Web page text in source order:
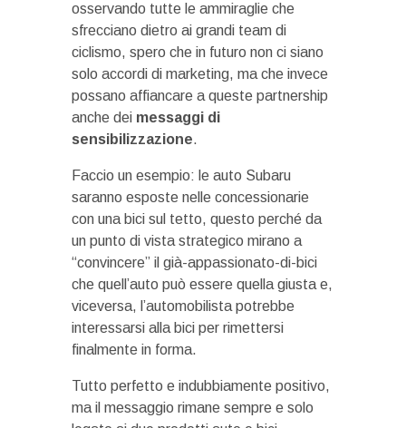
osservando tutte le ammiraglie che
sfrecciano dietro ai grandi team di
ciclismo, spero che in futuro non ci siano
solo accordi di marketing, ma che invece
possano affiancare a queste partnership
anche dei messaggi di
sensibilizzazione.
Faccio un esempio: le auto Subaru
saranno esposte nelle concessionarie
con una bici sul tetto, questo perché da
un punto di vista strategico mirano a
“convincere” il già-appassionato-di-bici
che quell’auto può essere quella giusta e,
viceversa, l’automobilista potrebbe
interessarsi alla bici per rimettersi
finalmente in forma.
Tutto perfetto e indubbiamente positivo,
ma il messaggio rimane sempre e solo